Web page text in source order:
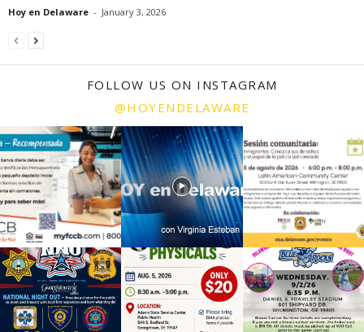
Hoy en Delaware - January 3, 2026
FOLLOW US ON INSTAGRAM
@HOYENDELAWARE